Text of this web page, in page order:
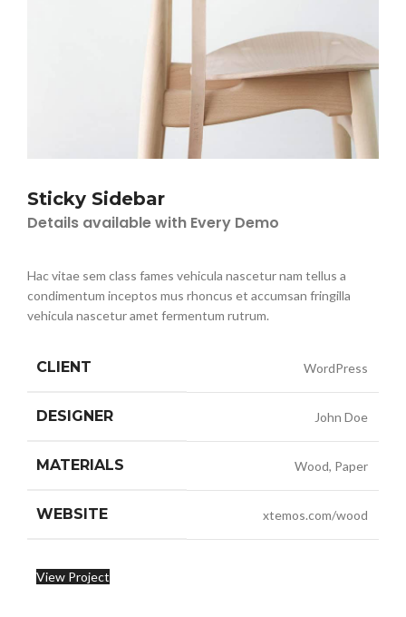
Sticky Sidebar
Details available with Every Demo
Hac vitae sem class fames vehicula nascetur nam tellus a
condimentum inceptos mus rhoncus et accumsan fringilla
vehicula nascetur amet fermentum rutrum.
CLIENT WordPress
DESIGNER John Doe
MATERIALS Wood, Paper
WEBSITE xtemos.com/wood
View Project